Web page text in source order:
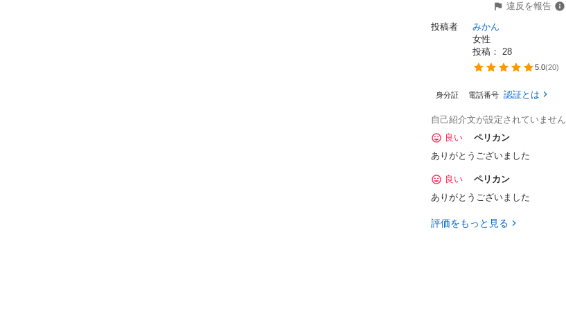
違反を報告
投稿者
みかん
女性
投稿： 28
5.0(20)
身分証 電話番号 認証とは
自己紹介文が設定されていません
良い
ペリカン
ありがとうございました
良い
ペリカン
ありがとうございました
評価をもっと見る